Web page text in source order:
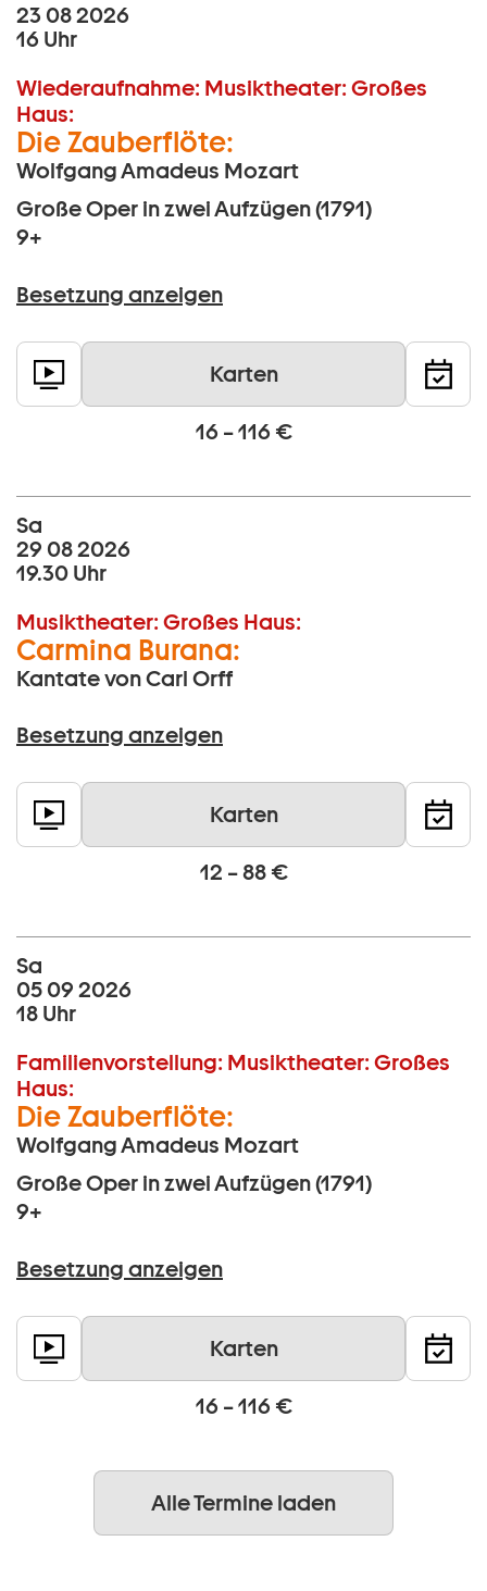
23 08 2026
16 Uhr
Wiederaufnahme: Musiktheater: Großes
Haus:
Die Zauberflöte:
Wolfgang Amadeus Mozart
Große Oper in zwei Aufzügen (1791)
9+
Besetzung anzeigen
Karten
16 – 116 €
Sa
29 08 2026
19.30 Uhr
Musiktheater: Großes Haus:
Carmina Burana:
Kantate von Carl Orff
Besetzung anzeigen
Karten
12 – 88 €
Sa
05 09 2026
18 Uhr
Familienvorstellung: Musiktheater: Großes
Haus:
Die Zauberflöte:
Wolfgang Amadeus Mozart
Große Oper in zwei Aufzügen (1791)
9+
Besetzung anzeigen
Karten
16 – 116 €
Alle Termine laden